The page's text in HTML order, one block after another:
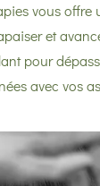
vous offre
et
pour
avec vos